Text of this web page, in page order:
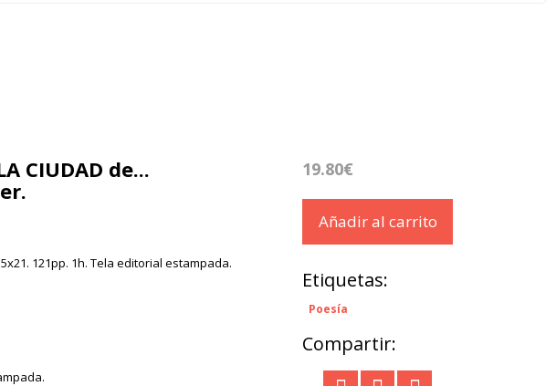
CIUDAD de...
121pp. 1h. Tela editorial estampada.
19.80€
Añadir al carrito
Etiquetas:
Poesía
Compartir: